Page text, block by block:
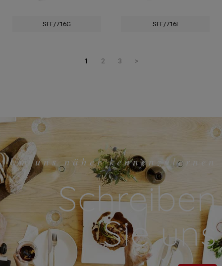
SFF/716G SFF/716I
1 2 3 >
Um uns näher kennenzulernen
Schreiben
Sie uns